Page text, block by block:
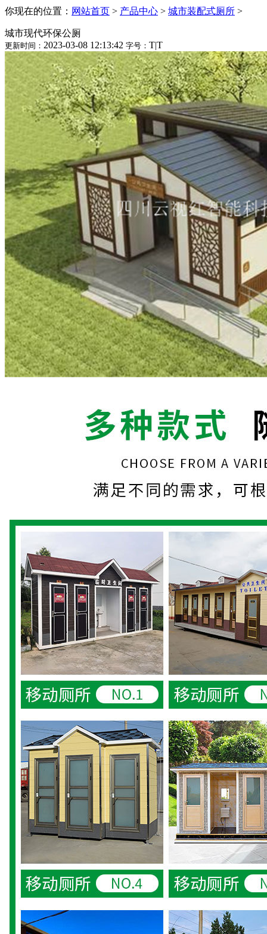
你现在的位置： 网站首页 > 产品中心 > 城市装配式厕所 >
城市现代环保公厕
更新时间： 2023-03-08 12:13:42 字号： T|T